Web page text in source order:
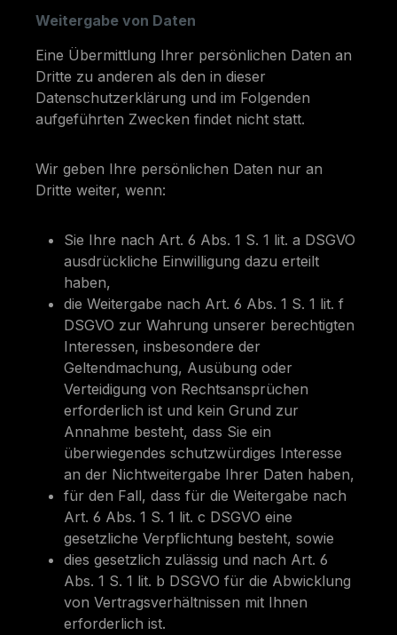
Weitergabe von Daten
Eine Übermittlung Ihrer persönlichen Daten an
Dritte zu anderen als den in dieser
Datenschutzerklärung und im Folgenden
aufgeführten Zwecken findet nicht statt.
Wir geben Ihre persönlichen Daten nur an
Dritte weiter, wenn:
Sie Ihre nach Art. 6 Abs. 1 S. 1 lit. a DSGVO
ausdrückliche Einwilligung dazu erteilt
haben,
die Weitergabe nach Art. 6 Abs. 1 S. 1 lit. f
DSGVO zur Wahrung unserer berechtigten
Interessen, insbesondere der
Geltendmachung, Ausübung oder
Verteidigung von Rechtsansprüchen
erforderlich ist und kein Grund zur
Annahme besteht, dass Sie ein
überwiegendes schutzwürdiges Interesse
an der Nichtweitergabe Ihrer Daten haben,
für den Fall, dass für die Weitergabe nach
Art. 6 Abs. 1 S. 1 lit. c DSGVO eine
gesetzliche Verpflichtung besteht, sowie
dies gesetzlich zulässig und nach Art. 6
Abs. 1 S. 1 lit. b DSGVO für die Abwicklung
von Vertragsverhältnissen mit Ihnen
erforderlich ist.